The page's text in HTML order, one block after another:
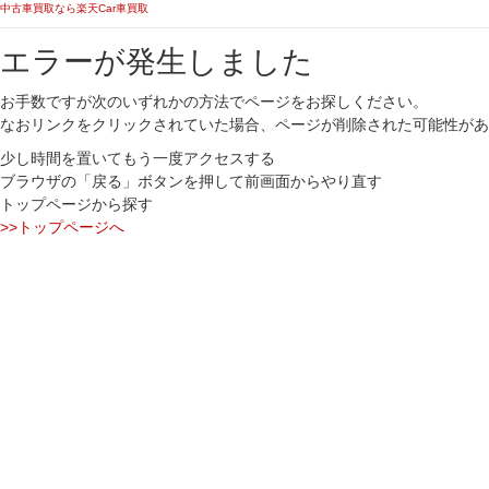
中古車買取なら楽天Car車買取
エラーが発生しました
お手数ですが次のいずれかの方法でページをお探しください。
なおリンクをクリックされていた場合、ページが削除された可能性が
少し時間を置いてもう一度アクセスする
ブラウザの「戻る」ボタンを押して前画面からやり直す
トップページから探す
>>トップページへ